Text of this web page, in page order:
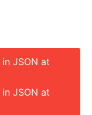
JSON at
JSON at